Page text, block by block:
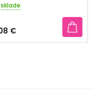
€